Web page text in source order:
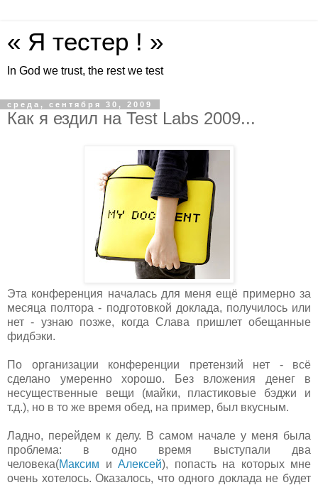
« Я тестер ! »
In God we trust, the rest we test
среда, сентября 30, 2009
Как я ездил на Test Labs 2009...
Эта конференция началась для меня ещё примерно за
месяца полтора - подготовкой доклада, получилось или
нет - узнаю позже, когда Слава пришлет обещанные
фидбэки.
По организации конференции претензий нет - всё
сделано умеренно хорошо. Без вложения денег в
несущественные вещи (майки, пластиковые бэджи и
т.д.), но в то же время обед, на пример, был вкусным.
Ладно, перейдем к делу. В самом начале у меня была
проблема: в одно время выступали два
человека(Максим и Алексей), попасть на которых мне
очень хотелось. Оказалось, что одного доклада не будет